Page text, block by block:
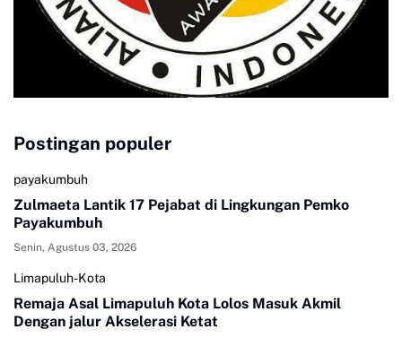
Postingan populer
payakumbuh
Zulmaeta Lantik 17 Pejabat di Lingkungan Pemko
Payakumbuh
Senin, Agustus 03, 2026
Limapuluh-Kota
Remaja Asal Limapuluh Kota Lolos Masuk Akmil
Dengan jalur Akselerasi Ketat